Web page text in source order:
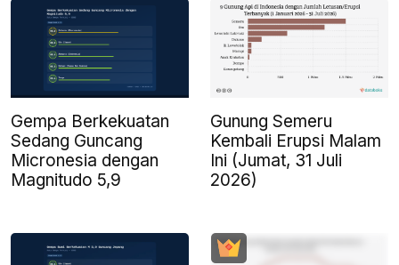
Gempa Berkekuatan
Sedang Guncang
Micronesia dengan
Magnitudo 5,9
Gunung Semeru
Kembali Erupsi Malam
Ini (Jumat, 31 Juli
2026)